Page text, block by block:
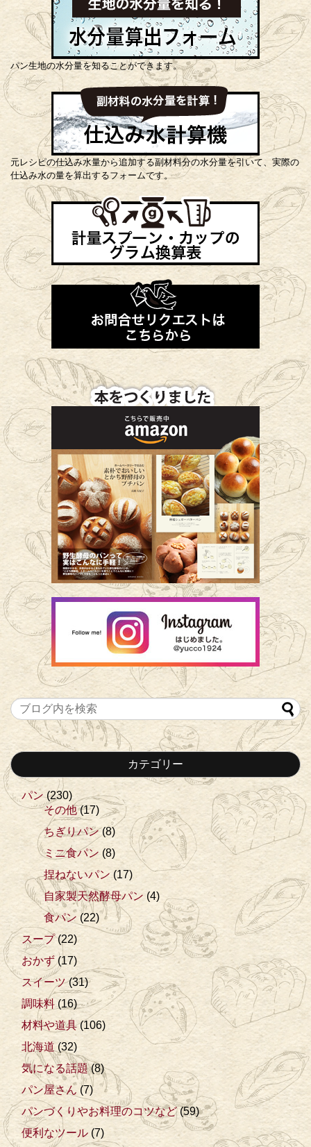
パン生地の水分量を知ることができます。
元レシピの仕込み水量から追加する副材料分の水分量を引いて、実際の
仕込み水の量を算出するフォームです。
カテゴリー
パン(230)
その他(17)
ちぎりパン(8)
ミニ食パン (8)
捏ねないパン(17)
自家製天然酵母パン (4)
食パン (22)
スープ(22)
おかず(17)
スイーツ(31)
調味料(16)
材料や道具(106)
北海道 (32)
気になる話題(8)
パン屋さん (7)
パンづくりやお料理のコツなど(59)
便利なツール (7)